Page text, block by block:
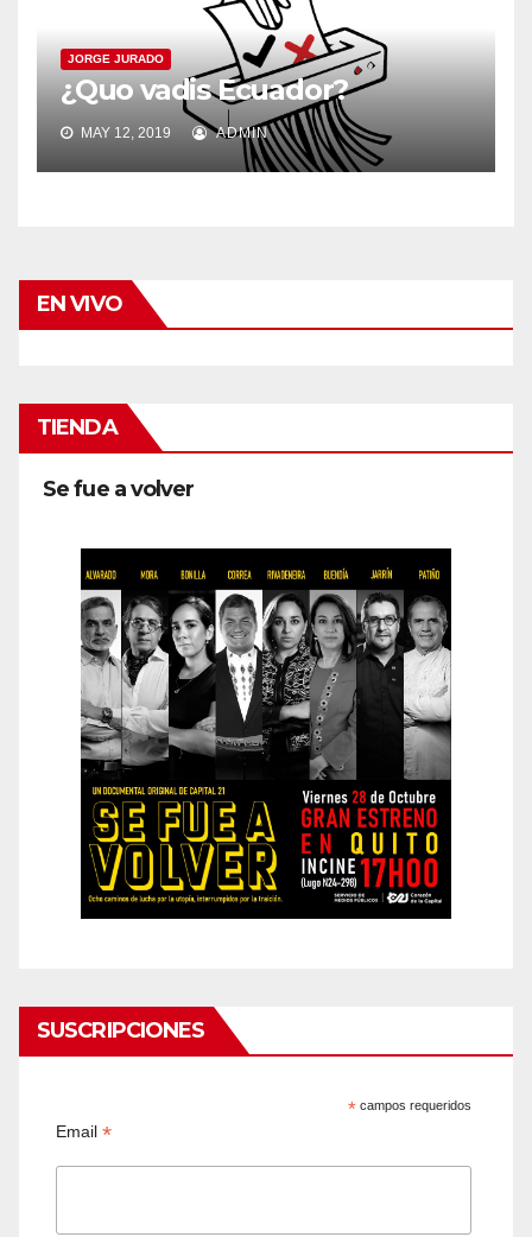
JORGE JURADO
¿Quo vadis Ecuador?
MAY 12, 2019 ADMIN
EN VIVO
TIENDA
Se fue a volver
SUSCRIPCIONES
* campos requeridos
Email*